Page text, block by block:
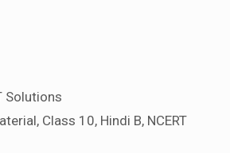
Solutions
, Class 10, Hindi B, NCERT